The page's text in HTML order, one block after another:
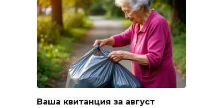
Ваша квитанция за август